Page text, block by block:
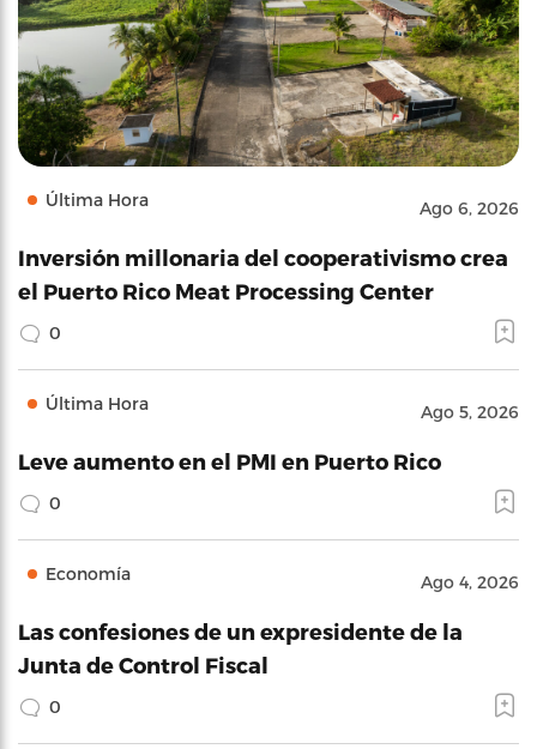
Última Hora Ago 6, 2026
Inversión millonaria del cooperativismo crea
el Puerto Rico Meat Processing Center
0
Última Hora Ago 5, 2026
Leve aumento en el PMI en Puerto Rico
0
Economía Ago 4, 2026
Las confesiones de un expresidente de la
Junta de Control Fiscal
0